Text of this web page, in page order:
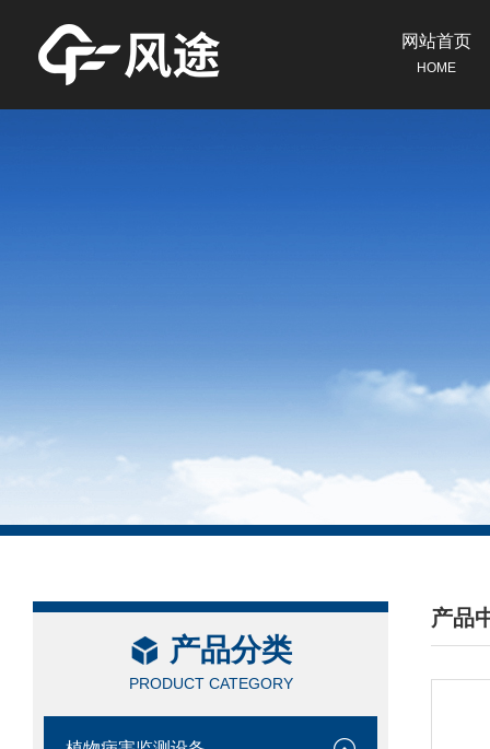
网站首页
HOME
产品分类
PRODUCT CATEGORY
产品
/